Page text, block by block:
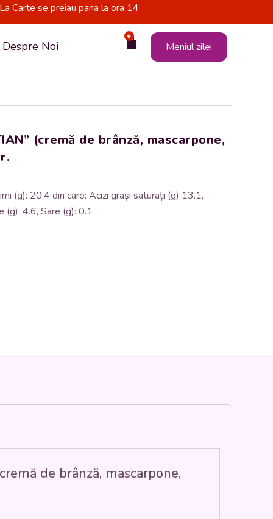
Carte se preiau pana la ora 14
Despre Noi
0
Cart Meniul zilei
(cremă de brânză, mascarpone,
(g): 20.4 din care: Acizi grași saturați (g) 13.1,
(g): 4.6, Sare (g): 0.1
de brânză, mascarpone,